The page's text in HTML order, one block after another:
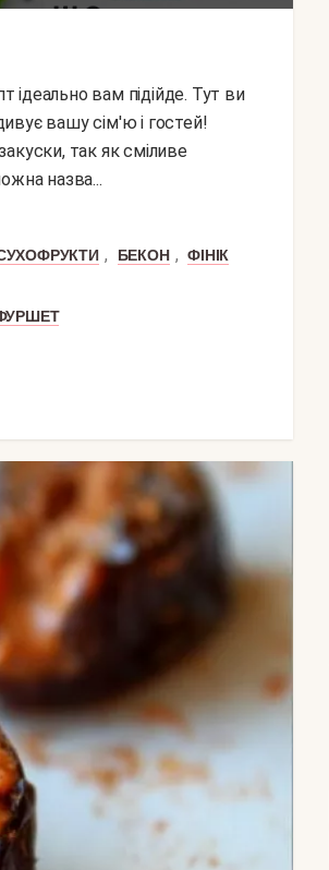
вашу сім'ю і гостей!
так як сміливе
назва...
, БЕКОН , ФІНІК